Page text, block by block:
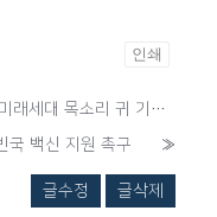
인쇄
반기문, "국제사회, 미래 지구 주인인 미래세대 목소리 귀 기울여야"...P4G 특별세션
국 백신 지원 촉구
»
글수정 글삭제